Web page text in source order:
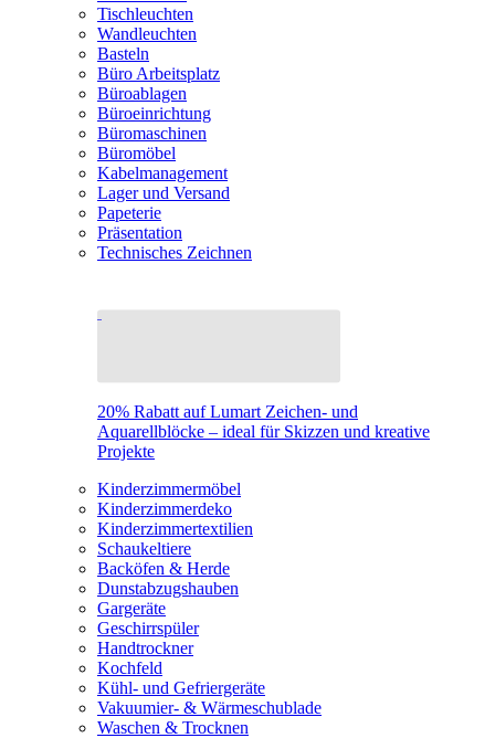
Tischleuchten
Wandleuchten
Basteln
Büro Arbeitsplatz
Büroablagen
Büroeinrichtung
Büromaschinen
Büromöbel
Kabelmanagement
Lager und Versand
Papeterie
Präsentation
Technisches Zeichnen
20% Rabatt auf Lumart Zeichen- und
Aquarellblöcke – ideal für Skizzen und kreative
Projekte
Kinderzimmermöbel
Kinderzimmerdeko
Kinderzimmertextilien
Schaukeltiere
Backöfen & Herde
Dunstabzugshauben
Gargeräte
Geschirrspüler
Handtrockner
Kochfeld
Kühl- und Gefriergeräte
Vakuumier- & Wärmeschublade
Waschen & Trocknen